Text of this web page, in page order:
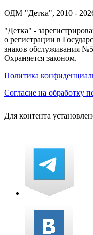
ОДМ "Детка", 2010 -
"Детка" -
о регистрации в
знаков обслуживания
Охраняется законом.
Политика
Согласие на обработку
Для контента